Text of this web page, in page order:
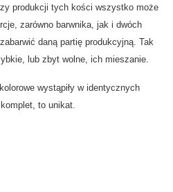
produkcji tych kości wszystko może
zarówno barwnika, jak i dwóch
daną partię produkcyjną. Tak
lub zbyt wolne, ich mieszanie.
wystąpiły w identycznych
to unikat.